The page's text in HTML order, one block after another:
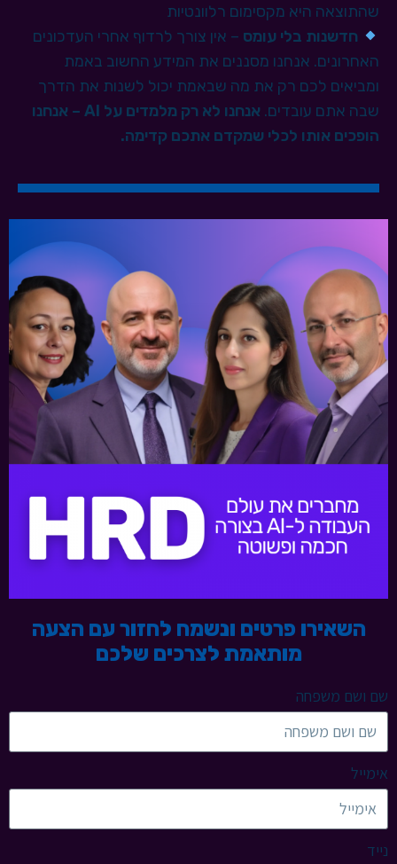
שהתוצאה היא מקסימום רלוונטיות
חדשנות בלי עומס – אין צורך לרדוף אחרי העדכונים
האחרונים. אנחנו מסננים את המידע החשוב באמת
ומביאים לכם רק את מה שבאמת יכול לשנות את הדרך
שבה אתם עובדים.
אנחנו לא רק מלמדים על AI – אנחנו
הופכים אותו לכלי שמקדם אתכם קדימה.
השאירו פרטים ונשמח לחזור עם הצעה
מותאמת לצרכים שלכם
שם ושם משפחה
אימייל
נייד